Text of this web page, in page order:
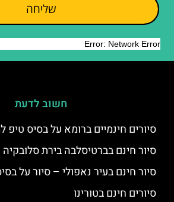
שליחה
חשוב לדעת
סיורים חינמיים ברומא על בסיס טיפ
סיור חינם בברטיסלבה בירת סלובקיה
סיור חינם בעיר נאפולי – סיור על
סיורים חינם בטורינו